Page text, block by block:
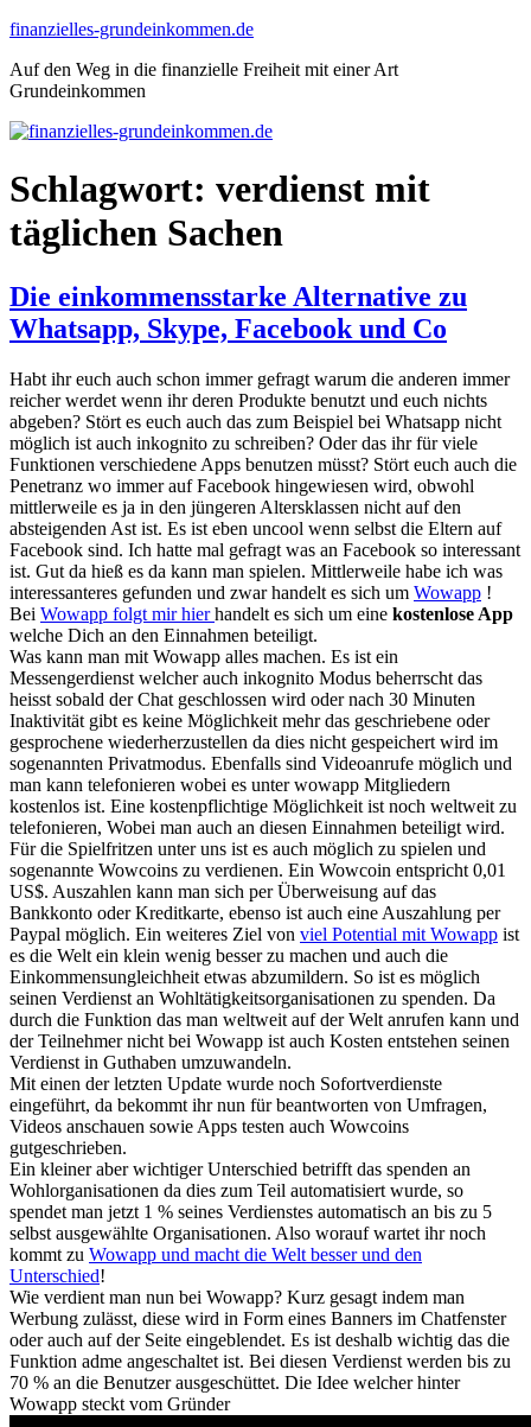
Zum
springen
finanzielles-grundeinkommen.de
Auf den Weg in die finanzielle Freiheit mit einer Art
Grundeinkommen
Schlagwort: verdienst mit
täglichen Sachen
Die einkommensstarke Alternative zu
Whatsapp, Skype, Facebook und Co
Habt ihr euch auch schon immer gefragt warum die anderen immer
reicher werdet wenn ihr deren Produkte benutzt und euch nichts
abgeben? Stört es euch auch das zum Beispiel bei Whatsapp nicht
möglich ist auch inkognito zu schreiben? Oder das ihr für viele
Funktionen verschiedene Apps benutzen müsst? Stört euch auch die
Penetranz wo immer auf Facebook hingewiesen wird, obwohl
mittlerweile es ja in den jüngeren Altersklassen nicht auf den
absteigenden Ast ist. Es ist eben uncool wenn selbst die Eltern auf
Facebook sind. Ich hatte mal gefragt was an Facebook so interessant
ist. Gut da hieß es da kann man spielen. Mittlerweile habe ich was
interessanteres gefunden und zwar handelt es sich um Wowapp !
Bei Wowapp folgt mir hierhandelt es sich um eine kostenlose App
welche Dich an den Einnahmen beteiligt.
Was kann man mit Wowapp alles machen. Es ist ein
Messengerdienst welcher auch inkognito Modus beherrscht das
heisst sobald der Chat geschlossen wird oder nach 30 Minuten
Inaktivität gibt es keine Möglichkeit mehr das geschriebene oder
gesprochene wiederherzustellen da dies nicht gespeichert wird im
sogenannten Privatmodus. Ebenfalls sind Videoanrufe möglich und
man kann telefonieren wobei es unter wowapp Mitgliedern
kostenlos ist. Eine kostenpflichtige Möglichkeit ist noch weltweit zu
telefonieren, Wobei man auch an diesen Einnahmen beteiligt wird.
Für die Spielfritzen unter uns ist es auch möglich zu spielen und
sogenannte Wowcoins zu verdienen. Ein Wowcoin entspricht 0,01
US$. Auszahlen kann man sich per Überweisung auf das
Bankkonto oder Kreditkarte, ebenso ist auch eine Auszahlung per
Paypal möglich. Ein weiteres Ziel von viel Potential mit Wowapp ist
es die Welt ein klein wenig besser zu machen und auch die
Einkommensungleichheit etwas abzumildern. So ist es möglich
seinen Verdienst an Wohltätigkeitsorganisationen zu spenden. Da
durch die Funktion das man weltweit auf der Welt anrufen kann und
der Teilnehmer nicht bei Wowapp ist auch Kosten entstehen seinen
Verdienst in Guthaben umzuwandeln.
Mit einen der letzten Update wurde noch Sofortverdienste
eingeführt, da bekommt ihr nun für beantworten von Umfragen,
Videos anschauen sowie Apps testen auch Wowcoins
gutgeschrieben.
Ein kleiner aber wichtiger Unterschied betrifft das spenden an
Wohlorganisationen da dies zum Teil automatisiert wurde, so
spendet man jetzt 1 % seines Verdienstes automatisch an bis zu 5
selbst ausgewählte Organisationen. Also worauf wartet ihr noch
kommt zu Wowapp und macht die Welt besser und den
Unterschied!
Wie verdient man nun bei Wowapp? Kurz gesagt indem man
Werbung zulässt, diese wird in Form eines Banners im Chatfenster
oder auch auf der Seite eingeblendet. Es ist deshalb wichtig das die
Funktion adme angeschaltet ist. Bei diesen Verdienst werden bis zu
70 % an die Benutzer ausgeschüttet. Die Idee welcher hinter
Wowapp steckt vom Gründer